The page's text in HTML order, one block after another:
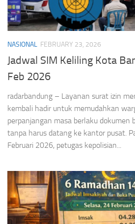
NASIONAL FEBRUARY 23, 2026
Jadwal SIM Keliling Kota
Feb 2026
radarbandung – Layanan surat izin
kembali hadir untuk memudahkan
perpanjangan masa berlaku dokumen
tanpa harus datang ke kantor pusat.
Februari 2026, petugas kepolisian...